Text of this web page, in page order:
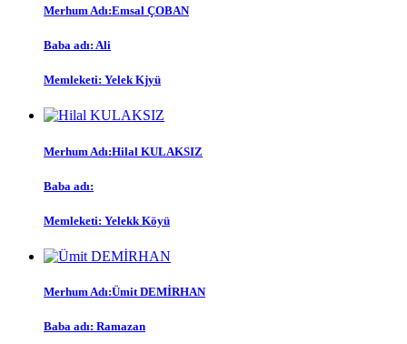
Merhum Adı:Emsal ÇOBAN
Baba adı: Ali
Memleketi: Yelek Kjyü
Merhum Adı:Hilal KULAKSIZ
Baba adı:
Memleketi: Yelekk Köyü
Merhum Adı:Ümit DEMİRHAN
Baba adı: Ramazan